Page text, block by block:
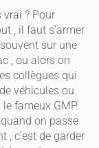
vrai ? Pour
, il faut s’armer
sur une
, ou alors on
collègues qui
véhicules ou
fameux GMP.
on passe
, c’est de garder